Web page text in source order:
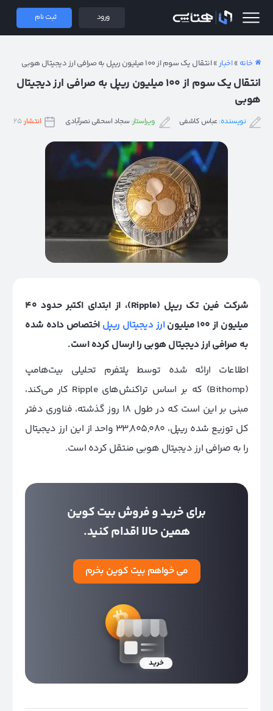
همتاپی ورود ثبت نام
خانه »اخبار»انتقال یک سوم از ۱۰۰ میلیون ریپل به صرافی ارز دیجیتال هوبی
انتقال یک سوم از ۱۰۰ میلیون ریپل به صرافی ارز دیجیتال
هوبی
نویسنده:عباس کاشفی ویراستار:سجاد اسحقی نصرآبادی انتشار:۲۵ مهر ۱۴۰۰
شرکت فین تک ریپل (Ripple)، از ابتدای اکتبر حدود 40
میلیون از 100 میلیون
ارز دیجیتال ریپل اختصاص داده شده
به صرافی ارز دیجیتال هوبی را ارسال کرده است.
اطلاعات ارائه شده توسط پلتفرم تحلیلی بیت‌هامپ
(Bithomp) که بر اساس تراکنش‌های
Ripple کار می‌کند،
مبنی بر این است که در طول 18 روز گذشته، فناوری دفتر
کل توزیع شده ریپل، 33,805,080 واحد از این ارز دیجیتال
را به صرافی ارز دیجیتال هوبی منتقل کرده است.
برای خرید و فروش بیت کوین
همین حالا اقدام کنید.
می خواهم بیت کوین بخرم